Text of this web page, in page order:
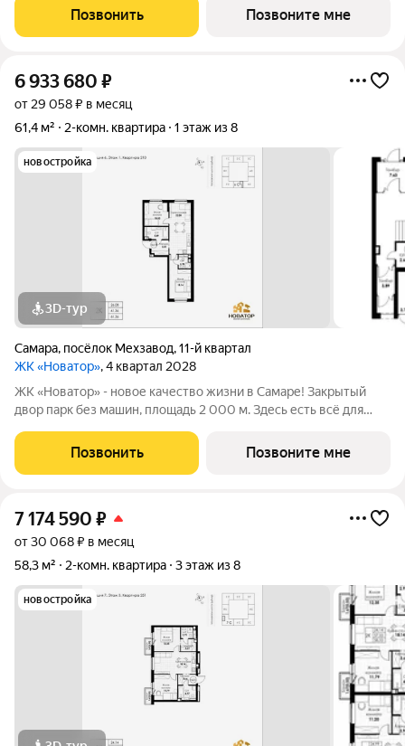
спортивные зоны ландшафтное озеленение Безопасность на
высшем уровне: система
Позвонить Позвоните мне
6 933 680 ₽
от 29 058 ₽ в месяц
61,4 м²
2-комн. квартира 1 этаж из 8
новостройка
3D-тур
Самара, посёлок Мехзавод,11-й квартал
ЖК «Новатор», 4 квартал 2028
ЖК «Новатор» - новое качество жизни в Самаре! Закрытый
двор парк без машин, площадь 2 000 м. Здесь есть всё для
спортивные зоны ландшафтное озеленение Безопасность на
высшем уровне: система
Позвонить Позвоните мне
7 174 590 ₽
от 30 068 ₽ в месяц
58,3 м²
2-комн. квартира 3 этаж из 8
новостройка